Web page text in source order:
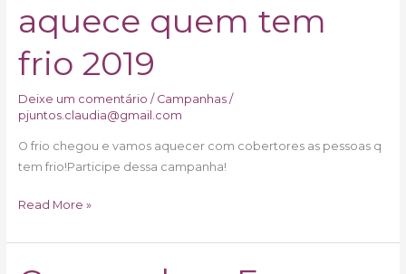
aquece quem tem
frio 2019
Deixe um comentário / Campanhas/
pjuntos.claudia@gmail.com
O frio chegou e vamos aquecer com cobertores as pessoas q
tem frio!Participe dessa campanha!
quem
tem
2019
Read More »
Campanha